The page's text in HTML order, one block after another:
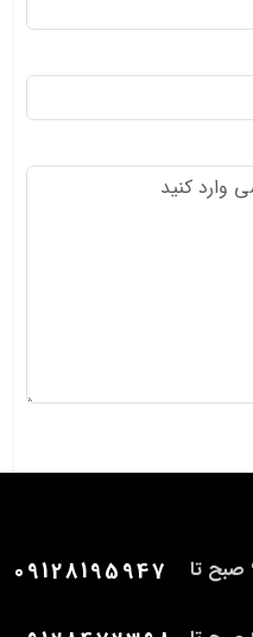
کارشناس فروش (پاسخگویی 9 صبح تا
09128195947